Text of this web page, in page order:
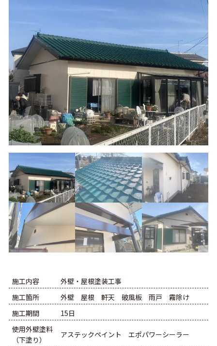
施工内容
外壁・屋根塗装工事
施工箇所
外壁 屋根 軒天 破風板 雨戸 霧除け
施工期間
15日
使用外壁塗料
（下塗り）
アステックペイント エポパワーシーラー